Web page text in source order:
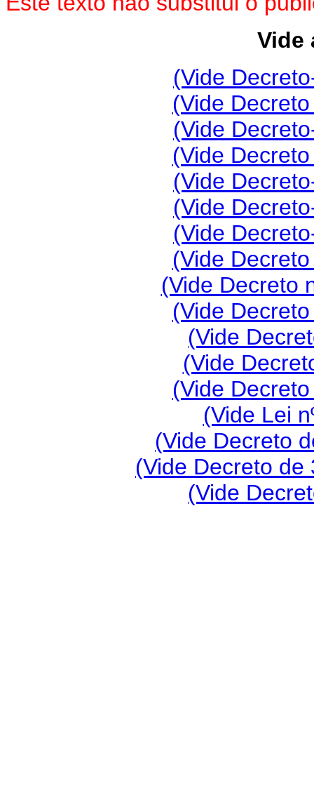
Vide
(Vide
(Vide
(Vide
(Vide
(Vide
(Vide
(Vide
(Vide
(Vide Decreto
(Vide
(Vide
(Vide
(Vide
(Vide Lei
(Vide Decreto
(Vide Decreto
(Vide